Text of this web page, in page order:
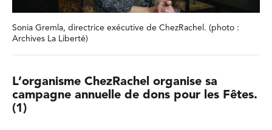
Sonia Gremla, directrice exécutive de ChezRachel. (photo :
Archives La Liberté)
L’organisme ChezRachel organise sa
campagne annuelle de dons pour les Fêtes.
(1)